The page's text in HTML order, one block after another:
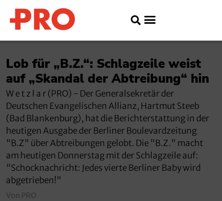
Lob für „B.Z.“: Schlagzeile weist
auf „Skandal der Abtreibung“ hin
W e t z l a r (PRO) - Der Generalsekretär der
Deutschen Evangelischen Allianz, Hartmut Steeb
(Bad Blankenburg), hat die Berichterstattung in der
heutigen Ausgabe der Berliner Boulevardzeitung
"B.Z" über Abtreibungen gelobt. Die "B.Z." macht
am heutigen Donnerstag mit der Schlagzeile auf:
"Schocknachricht: Jedes vierte Berliner Baby wird
abgetrieben!"
Von PRO